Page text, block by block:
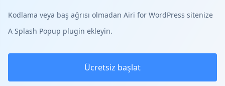
Kodlama veya baş ağrısı olmadan Airi for WordPress sitenize
A Splash Popup plugin ekleyin.
Ücretsiz başlat